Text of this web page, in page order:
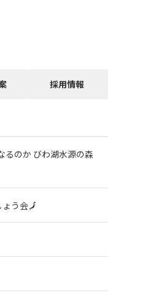
採用情報
るのか びわ湖水源の森
う会🗾